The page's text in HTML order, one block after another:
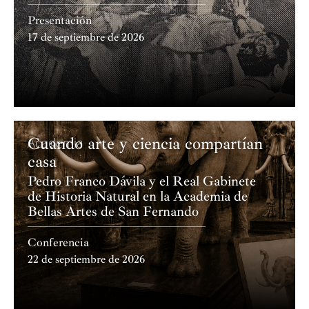
Presentación
17 de septiembre de 2026
Academia
Cuando arte y ciencia compartían
casa
Pedro Franco Dávila y el Real Gabinete
de Historia Natural en la Academia de
Bellas Artes de San Fernando
Conferencia
22 de septiembre de 2026